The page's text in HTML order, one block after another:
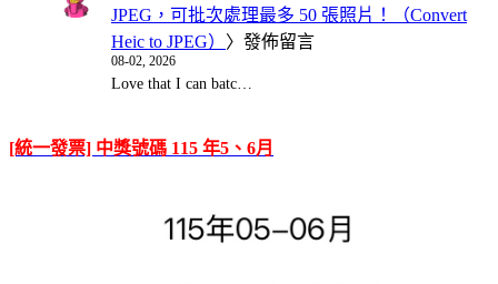
JPEG，可批次處理最多 50 張照片！（Convert
Heic to JPEG） 〉發佈留言
08-02, 2026
Love that I can batc…
[統一發票] 中獎號碼 115 年5、6月